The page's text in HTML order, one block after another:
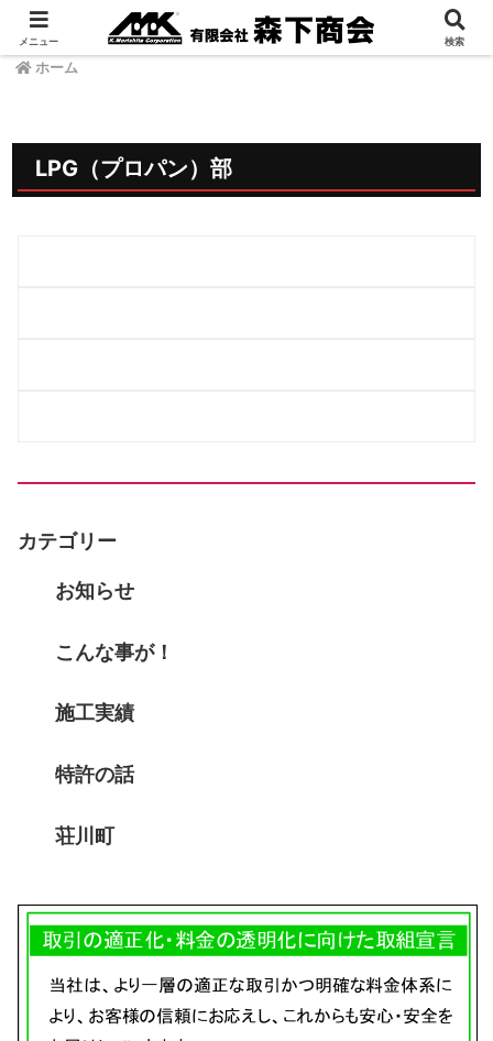
ホーム
LPG（プロパン）部
カテゴリー
お知らせ
こんな事が！
施工実績
特許の話
荘川町
メニュー 検索